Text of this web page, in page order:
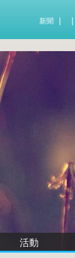
新聞
活動